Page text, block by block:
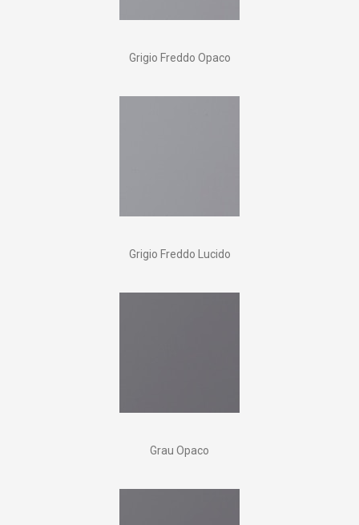
Grigio Freddo Opaco
Grigio Freddo Lucido
Grau Opaco